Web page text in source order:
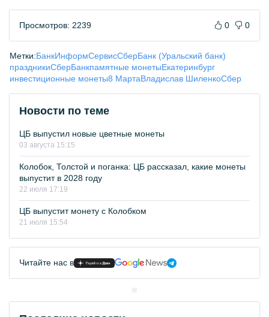
Просмотров: 2239 0 0
Метки:БанкИнформСервисСберБанк (Уральский банк)
праздникиСберБанкпамятные монетыЕкатеринбург
инвестиционные монеты8 МартаВладислав ШиленкоСбер
Новости по теме
ЦБ выпустил новые цветные монеты
03 августа 15:15
Колобок, Толстой и поганка: ЦБ рассказал, какие монеты
выпустит в 2028 году
22 июля 17:19
ЦБ выпустит монету с Колобком
21 июля 15:54
Читайте нас в